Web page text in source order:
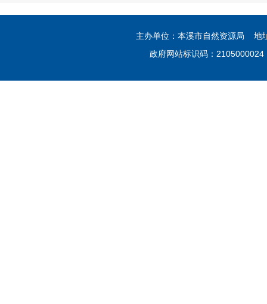
主办单位：本溪市自然资源局 地
政府网站标识码：